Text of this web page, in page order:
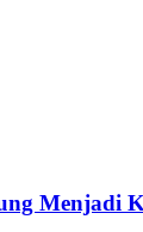
Menjadi